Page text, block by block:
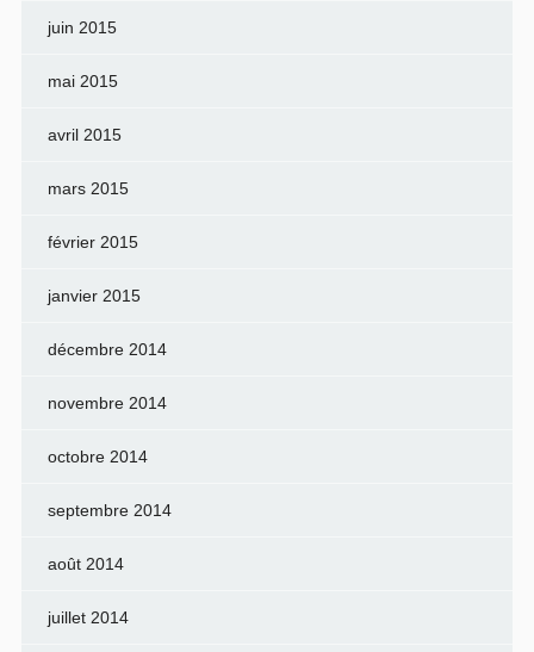
juin 2015
mai 2015
avril 2015
mars 2015
février 2015
janvier 2015
décembre 2014
novembre 2014
octobre 2014
septembre 2014
août 2014
juillet 2014